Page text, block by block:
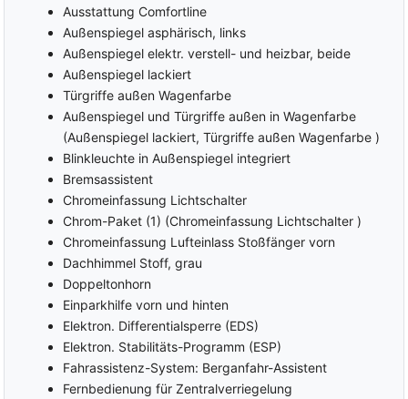
Ausstattung Comfortline
Außenspiegel asphärisch, links
Außenspiegel elektr. verstell- und heizbar, beide
Außenspiegel lackiert
Türgriffe außen Wagenfarbe
Außenspiegel und Türgriffe außen in Wagenfarbe
(Außenspiegel lackiert, Türgriffe außen Wagenfarbe )
Blinkleuchte in Außenspiegel integriert
Bremsassistent
Chromeinfassung Lichtschalter
Chrom-Paket (1) (Chromeinfassung Lichtschalter )
Chromeinfassung Lufteinlass Stoßfänger vorn
Dachhimmel Stoff, grau
Doppeltonhorn
Einparkhilfe vorn und hinten
Elektron. Differentialsperre (EDS)
Elektron. Stabilitäts-Programm (ESP)
Fahrassistenz-System: Berganfahr-Assistent
Fernbedienung für Zentralverriegelung